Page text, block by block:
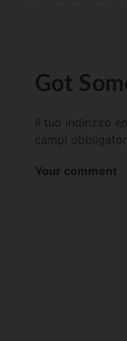
Got
Il tuo indirizzo
campi
Your comment